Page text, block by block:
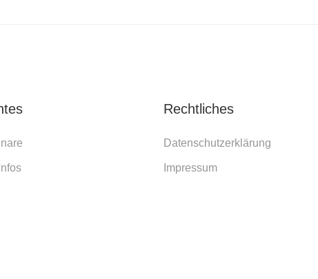
Rechtliches
Datenschutzerklärung
Impressum